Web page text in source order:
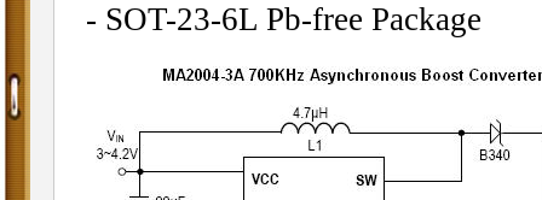
- SOT-23-6L Pb-free Package